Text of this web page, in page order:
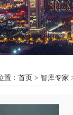
置： 首页 > 智库专家